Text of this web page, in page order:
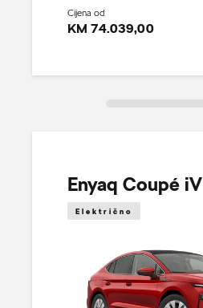
Cijena od
KM 74.039,00
Enyaq Coupé iV
Električno